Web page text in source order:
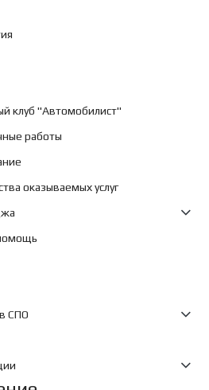
клуб "Автомобилист"
работы
оказываемых услуг
СПО